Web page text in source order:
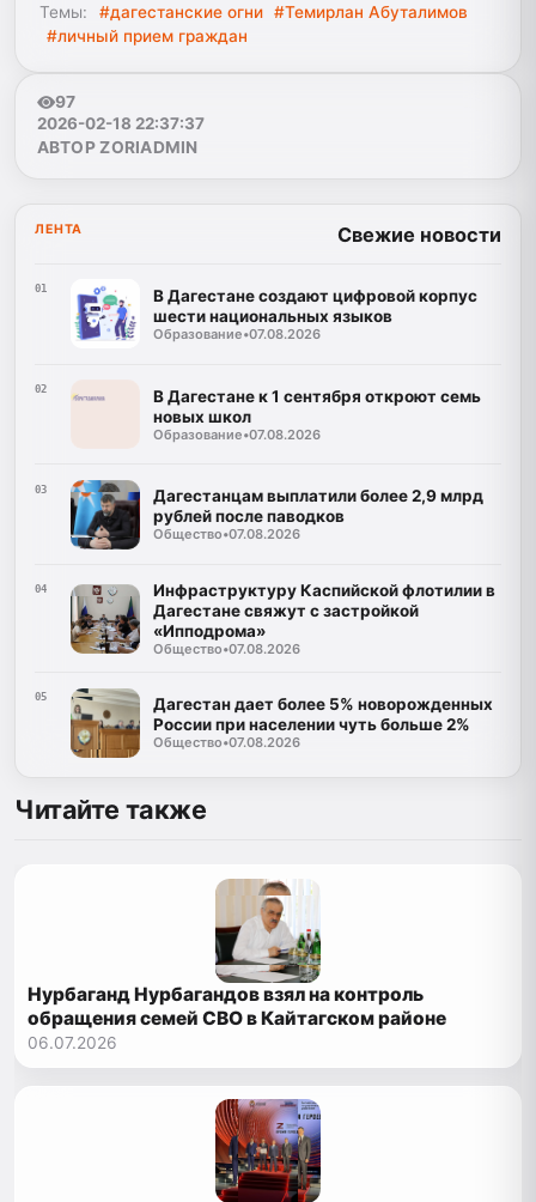
Темы: #дагестанские огни #Темирлан Абуталимов
#личный прием граждан
97
2026-02-18 22:37:37
АВТОР ZORIADMIN
ЛЕНТА Свежие новости
01
В Дагестане создают цифровой корпус
шести национальных языков
Образование•07.08.2026
02
В Дагестане к 1 сентября откроют семь
новых школ
Образование•07.08.2026
03
Дагестанцам выплатили более 2,9 млрд
рублей после паводков
Общество•07.08.2026
04
Инфраструктуру Каспийской флотилии в
Дагестане свяжут с застройкой
«Ипподрома»
Общество•07.08.2026
05
Дагестан дает более 5% новорожденных
России при населении чуть больше 2%
Общество•07.08.2026
Читайте также
Нурбаганд Нурбагандов взял на контроль
обращения семей СВО в Кайтагском районе
06.07.2026